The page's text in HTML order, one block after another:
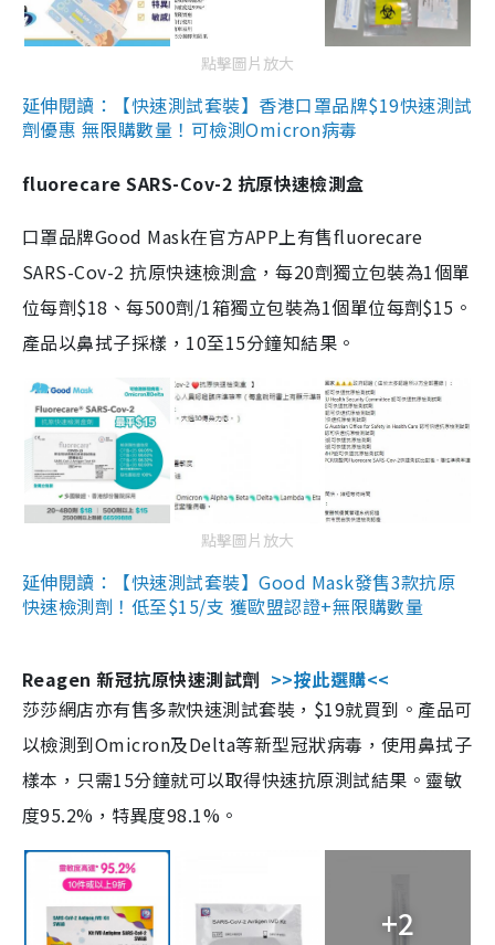
點擊圖片放大
延伸閱讀：【快速測試套裝】香港口罩品牌$19快速測試
劑優惠 無限購數量！可檢測Omicron病毒
fluorecare SARS-Cov-2 抗原快速檢測盒
口罩品牌Good Mask在官方APP上有售fluorecare
SARS-Cov-2 抗原快速檢測盒，每20劑獨立包裝為1個單
位每劑$18、每500劑/1箱獨立包裝為1個單位每劑$15。
產品以鼻拭子採樣，10至15分鐘知結果。
點擊圖片放大
延伸閱讀：【快速測試套裝】Good Mask發售3款抗原
快速檢測劑！低至$15/支 獲歐盟認證+無限購數量
Reagen 新冠抗原快速測試劑 >>按此選購<<
莎莎網店亦有售多款快速測試套裝，$19就買到。產品可
以檢測到Omicron及Delta等新型冠狀病毒，使用鼻拭子
樣本，只需15分鐘就可以取得快速抗原測試結果。靈敏
度95.2%，特異度98.1%。
+2